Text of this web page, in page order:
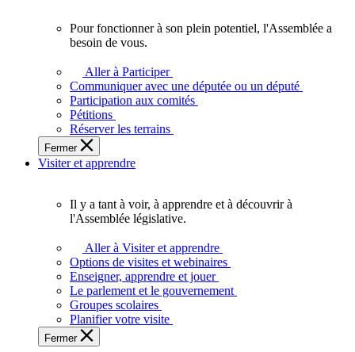
plein
potentiel,
l'Assemblée
a
besoin
de
Pour fonctionner à son plein potentiel, l'Assemblée a
besoin de vous.
Aller à Participer
Communiquer avec une députée ou un député
Participation aux comités
Pétitions
Réserver les terrains
Fermer
Visiter et apprendre
voir,
apprendre
et
à
Il y a tant à voir, à apprendre et à découvrir à
l'Assemblée législative.
Aller à Visiter et apprendre
Options de visites et webinaires
Enseigner, apprendre et jouer
Le parlement et le gouvernement
Groupes scolaires
Planifier votre visite
Fermer